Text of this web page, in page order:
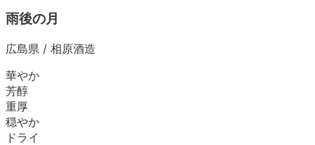
雨後の月
広島県 / 相原酒造
華やか
芳醇
重厚
穏やか
ドライ